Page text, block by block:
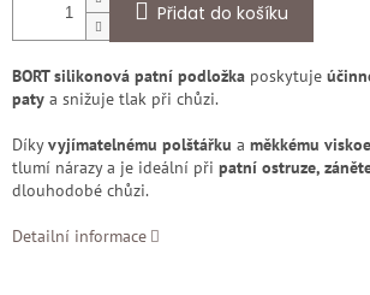
Přidat do košíku
BORT silikonová patní podložka poskytuje
paty a snižuje tlak při chůzi.
Díkyvyjímatelnému polštářku a měkkému
tlumí nárazy a je ideální při patní ostruze,
dlouhodobé chůzi.
Detailní informace